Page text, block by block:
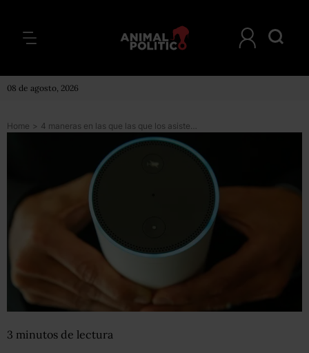
08 de agosto, 2026
Home > 4 maneras en las que las que los asistentes de voz revolucionarán nuestro día a día
3 minutos de lectura